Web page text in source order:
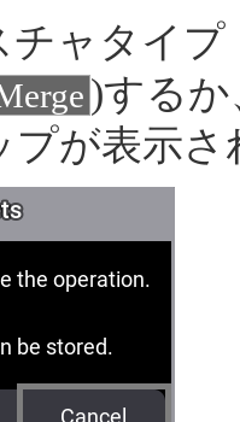
チャタイ
)する
プが表示さ